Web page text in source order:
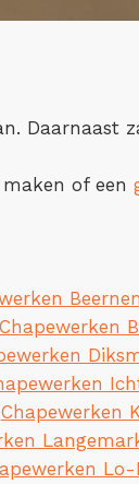
Daarnaast
maken of een
Chapewerken
Chapewerken
Lo-